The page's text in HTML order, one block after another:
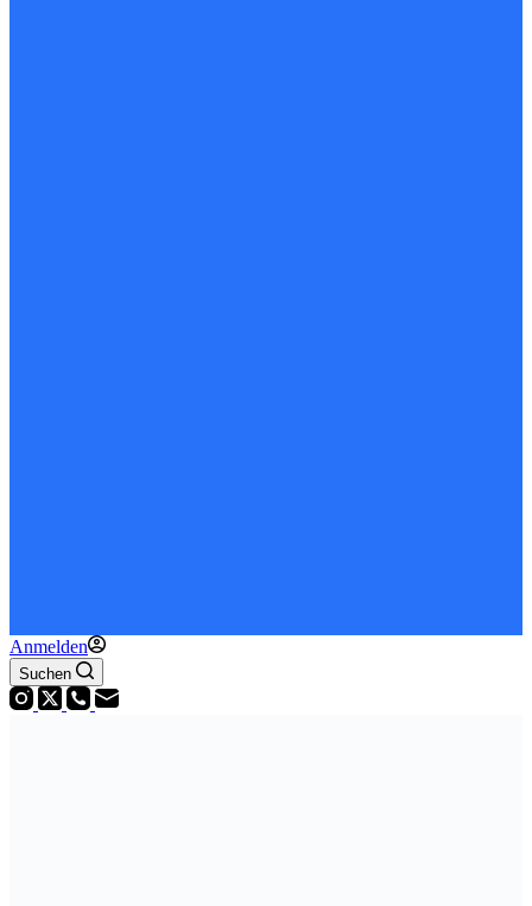
Anmelden
Suchen